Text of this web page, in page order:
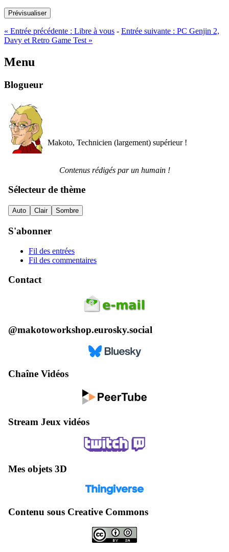
Prévisualiser
« Entrée précédente : Libre à vous - Entrée suivante : PC Genjin 2,
Davy et Retro Game Test »
Menu
Blogueur
Makoto, Technicien (largement) supérieur !
Contenus rédigés par un humain !
Sélecteur de thème
Auto Clair Sombre
S'abonner
Fil des entrées
Fil des commentaires
Contact
@makotoworkshop.eurosky.social
Chaîne Vidéos
Stream Jeux vidéos
Mes objets 3D
Contenu sous Creative Commons